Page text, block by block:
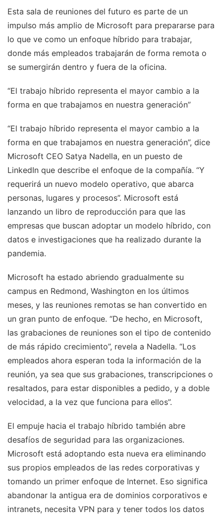
Esta sala de reuniones del futuro es parte de un
impulso más amplio de Microsoft para prepararse para
lo que ve como un enfoque híbrido para trabajar,
donde más empleados trabajarán de forma remota o
se sumergirán dentro y fuera de la oficina.
“El trabajo híbrido representa el mayor cambio a la
forma en que trabajamos en nuestra generación”
“El trabajo híbrido representa el mayor cambio a la
forma en que trabajamos en nuestra generación”, dice
Microsoft CEO Satya Nadella, en un puesto de
LinkedIn que describe el enfoque de la compañía. “Y
requerirá un nuevo modelo operativo, que abarca
personas, lugares y procesos”. Microsoft está
lanzando un libro de reproducción para que las
empresas que buscan adoptar un modelo híbrido, con
datos e investigaciones que ha realizado durante la
pandemia.
Microsoft ha estado abriendo gradualmente su
campus en Redmond, Washington en los últimos
meses, y las reuniones remotas se han convertido en
un gran punto de enfoque. “De hecho, en Microsoft,
las grabaciones de reuniones son el tipo de contenido
de más rápido crecimiento”, revela a Nadella. “Los
empleados ahora esperan toda la información de la
reunión, ya sea que sus grabaciones, transcripciones o
resaltados, para estar disponibles a pedido, y a doble
velocidad, a la vez que funciona para ellos”.
El empuje hacia el trabajo híbrido también abre
desafíos de seguridad para las organizaciones.
Microsoft está adoptando esta nueva era eliminando
sus propios empleados de las redes corporativas y
tomando un primer enfoque de Internet. Eso significa
abandonar la antigua era de dominios corporativos e
intranets, necesita VPN para y tener todos los datos